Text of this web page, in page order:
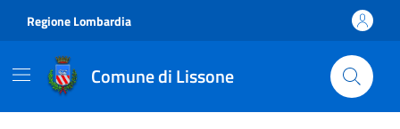
Regione Lombardia
Comune di Lissone